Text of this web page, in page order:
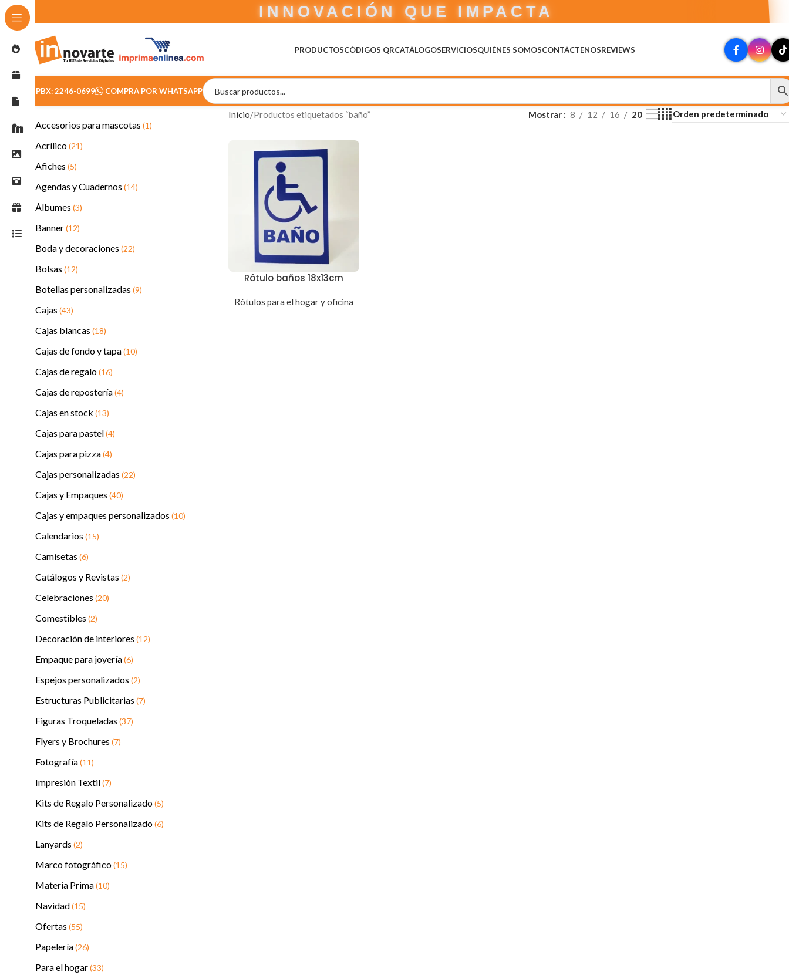
INNOVACIÓN QUE IMPACTA
PRODUCTOSCÓDIGOS QRCATÁLOGOSERVICIOSQUIÉNES SOMOSCONTÁCTENOSREVIEWS
PBX: 2246-0699 COMPRA POR WHATSAPP
Accesorios para mascotas (1)
Acrílico(21)
Afiches (5)
Agendas y Cuadernos (14)
Álbumes (3)
Banner(12)
Boda y decoraciones (22)
Bolsas (12)
Botellas personalizadas (9)
Cajas (43)
Cajas blancas (18)
Cajas de fondo y tapa(10)
Cajas de regalo(16)
Cajas de repostería(4)
Cajas en stock (13)
Cajas para pastel(4)
Cajas para pizza(4)
Cajas personalizadas (22)
Cajas y Empaques (40)
Cajas y empaques personalizados (10)
Calendarios (15)
Camisetas (6)
Catálogos y Revistas (2)
Celebraciones (20)
Comestibles (2)
Decoración de interiores (12)
Empaque para joyería(6)
Espejos personalizados (2)
Estructuras Publicitarias (7)
Figuras Troqueladas (37)
Flyers y Brochures (7)
Fotografía(11)
Impresión Textil(7)
Kits de Regalo Personalizado(5)
Kits de Regalo Personalizado(6)
Lanyards (2)
Marco fotográfico(15)
Materia Prima(10)
Navidad(15)
Ofertas (55)
Papelería(26)
Para el hogar(33)
Inicio Productos etiquetados “baño” Mostrar 8 12 16 20
Rótulo baños 18x13cm
Rótulos para el hogar y oficina